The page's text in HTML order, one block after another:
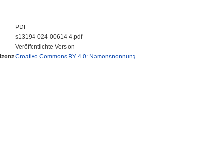
PDF
s13194-024-00614-4.pdf
Veröffentlichte Version
Creative Commons BY 4.0: Namensnennung